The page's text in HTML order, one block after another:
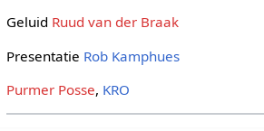
Geluid Ruud van der Braak
Presentatie Rob Kamphues
Purmer Posse, KRO